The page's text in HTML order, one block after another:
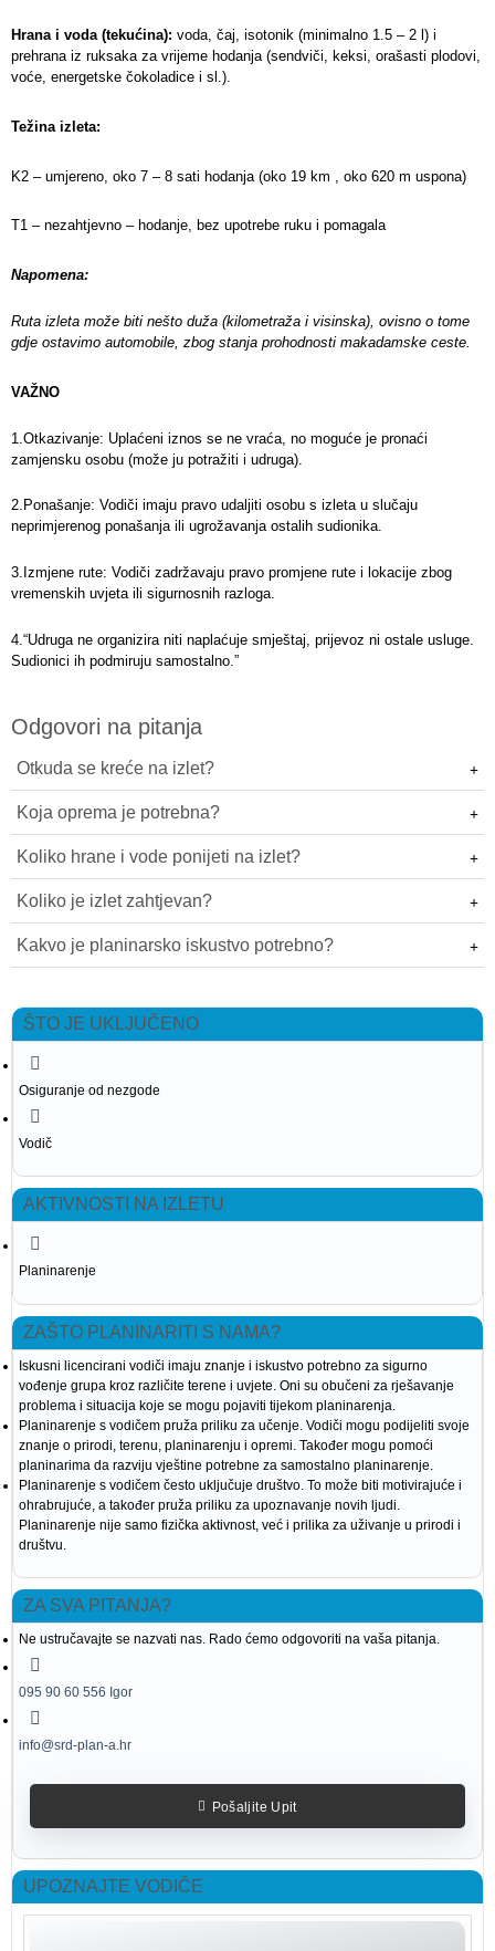
Hrana i voda (tekućina): voda, čaj, isotonik (minimalno 1.5 – 2 l) i
prehrana iz ruksaka za vrijeme hodanja (sendviči, keksi, orašasti plodovi,
voće, energetske čokoladice i sl.).
Težina izleta:
K2 – umjereno, oko 7 – 8 sati hodanja (oko 19 km , oko 620 m uspona)
T1 – nezahtjevno – hodanje, bez upotrebe ruku i pomagala
Napomena:
Ruta izleta može biti nešto duža (kilometraža i visinska), ovisno o tome
gdje ostavimo automobile, zbog stanja prohodnosti makadamske ceste.
VAŽNO
1.Otkazivanje: Uplaćeni iznos se ne vraća, no moguće je pronaći
zamjensku osobu (može ju potražiti i udruga).
2.Ponašanje: Vodiči imaju pravo udaljiti osobu s izleta u slučaju
neprimjerenog ponašanja ili ugrožavanja ostalih sudionika.
3.Izmjene rute: Vodiči zadržavaju pravo promjene rute i lokacije zbog
vremenskih uvjeta ili sigurnosnih razloga.
4.“Udruga ne organizira niti naplaćuje smještaj, prijevoz ni ostale usluge.
Sudionici ih podmiruju samostalno.”
Odgovori na pitanja
Otkuda se kreće na izlet?
Koja oprema je potrebna?
Koliko hrane i vode ponijeti na izlet?
Koliko je izlet zahtjevan?
Kakvo je planinarsko iskustvo potrebno?
ŠTO JE UKLJUČENO
Osiguranje od nezgode
Vodič
AKTIVNOSTI NA IZLETU
Planinarenje
ZAŠTO PLANINARITI S NAMA?
Iskusni licencirani vodiči imaju znanje i iskustvo potrebno za sigurno
vođenje grupa kroz različite terene i uvjete. Oni su obučeni za rješavanje
problema i situacija koje se mogu pojaviti tijekom planinarenja.
Planinarenje s vodičem pruža priliku za učenje. Vodiči mogu podijeliti svoje
znanje o prirodi, terenu, planinarenju i opremi. Također mogu pomoći
planinarima da razviju vještine potrebne za samostalno planinarenje.
Planinarenje s vodičem često uključuje društvo. To može biti motivirajuće i
ohrabrujuće, a također pruža priliku za upoznavanje novih ljudi.
Planinarenje nije samo fizička aktivnost, već i prilika za uživanje u prirodi i
društvu.
ZA SVA PITANJA?
Ne ustručavajte se nazvati nas. Rado ćemo odgovoriti na vaša pitanja.
095 90 60 556 Igor
info@srd-plan-a.hr
Pošaljite Upit
UPOZNAJTE VODIČE